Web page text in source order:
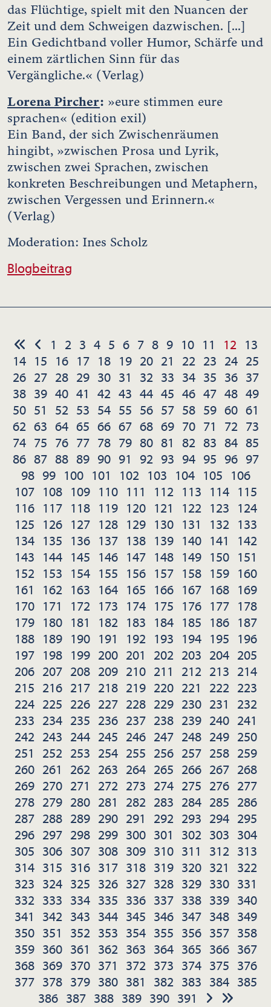
das Flüchtige, spielt mit den Nuancen der
Zeit und dem Schweigen dazwischen. [...]
Ein Gedichtband voller Humor, Schärfe und
einem zärtlichen Sinn für das
Vergängliche.« (Verlag)
Lorena Pircher: »eure stimmen eure
sprachen« (edition exil)
Ein Band, der sich Zwischenräumen
hingibt, »zwischen Prosa und Lyrik,
zwischen zwei Sprachen, zwischen
konkreten Beschreibungen und Metaphern,
zwischen Vergessen und Erinnern.«
(Verlag)
Moderation: Ines Scholz
Blogbeitrag
1 2 3 4 5 6 7 8 9 10 11 12 13
14 15 16 17 18 19 20 21 22 23 24 25
26 27 28 29 30 31 32 33 34 35 36 37
38 39 40 41 42 43 44 45 46 47 48 49
50 51 52 53 54 55 56 57 58 59 60 61
62 63 64 65 66 67 68 69 70 71 72 73
74 75 76 77 78 79 80 81 82 83 84 85
86 87 88 89 90 91 92 93 94 95 96 97
98 99 100 101 102 103 104 105 106
107 108 109 110 111 112 113 114 115
116 117 118 119 120 121 122 123 124
125 126 127 128 129 130 131 132 133
134 135 136 137 138 139 140 141
142
143 144 145 146 147 148 149 150 151
152 153 154 155 156 157 158 159 160
161
162 163 164 165 166 167 168 169
170 171 172 173 174 175 176 177 178
179 180 181 182 183 184 185 186 187
188 189 190 191 192 193 194 195 196
197 198 199 200 201 202 203 204 205
206 207 208 209 210 211 212 213 214
215 216 217 218 219 220 221 222 223
224 225 226 227 228 229 230 231
232
233 234 235 236 237 238 239 240 241
242 243 244 245 246 247 248 249 250
251
252 253 254 255 256 257 258 259
260 261 262 263 264 265 266 267 268
269 270 271 272 273 274 275 276 277
278 279 280 281 282 283 284 285 286
287 288 289 290 291 292 293 294 295
296 297 298 299 300 301 302 303 304
305 306 307 308 309 310 311 312 313
314 315 316 317 318 319 320 321
322
323 324 325 326 327 328 329 330 331
332 333 334 335 336 337 338 339 340
341
342 343 344 345 346 347 348 349
350 351 352 353 354 355 356 357 358
359 360 361 362 363 364 365 366 367
368 369 370 371 372 373 374 375 376
377 378 379 380 381 382 383 384 385
386 387 388 389 390 391